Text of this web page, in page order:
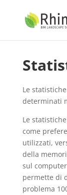
Le
determinati
Le
come
utilizzati,
della
sul
permette di
problema